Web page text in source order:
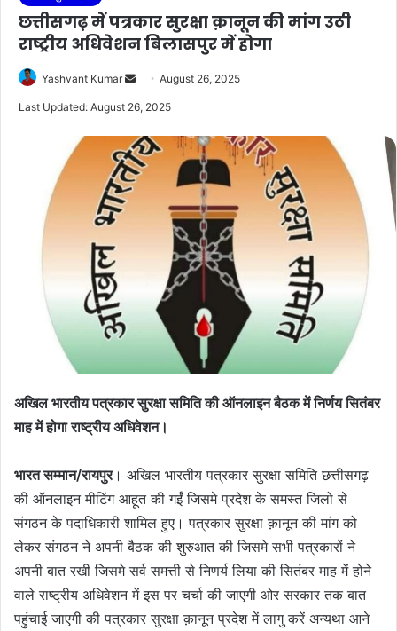
छत्तीसगढ़ में पत्रकार सुरक्षा क़ानून की मांग उठी
राष्ट्रीय अधिवेशन बिलासपुर में होगा
Yashvant Kumar
Send August 26, 2025
Last Updated: August 26, 2025
अखिल भारतीय पत्रकार सुरक्षा समिति की ऑनलाइन बैठक में निर्णय सितंबर
माह में होगा राष्ट्रीय अधिवेशन।
भारत सम्मान/रायपुर। अखिल भारतीय पत्रकार सुरक्षा समिति छत्तीसगढ़
की ऑनलाइन मीटिंग आहूत की गईं जिसमे प्रदेश के समस्त जिलो से
संगठन के पदाधिकारी शामिल हुए। पत्रकार सुरक्षा क़ानून की मांग को
लेकर संगठन ने अपनी बैठक की शुरुआत की जिसमे सभी पत्रकारों ने
अपनी बात रखी जिसमे सर्व समत्ती से निणर्य लिया की सितंबर माह में होने
वाले राष्ट्रीय अधिवेशन में इस पर चर्चा की जाएगी ओर सरकार तक बात
पहुंचाई जाएगी की पत्रकार सुरक्षा क़ानून प्रदेश में लागु करें अन्यथा आने